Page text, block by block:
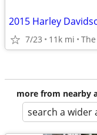
2015 Harley
7/23 11k mi
more from nearby
search a wider